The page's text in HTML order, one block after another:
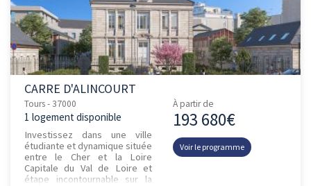
CARRE D'ALINCOURT
Tours - 37000
1 logement disponible
Investissez dans une ville
étudiante et dynamique située
entre le Cher et la Loire
Capitale du Val de Loire et
étape incontournable sur la
À partir de
193 680€
Voir le programme